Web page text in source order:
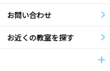
お問い合わせ
お近くの教室を探す